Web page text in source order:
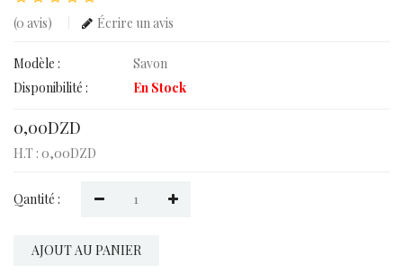
(0 avis) Écrire un avis
Modèle :
Savon
Disponibilité :
En Stock
0,00DZD
H.T : 0,00DZD
Qantité :
AJOUT AU PANIER